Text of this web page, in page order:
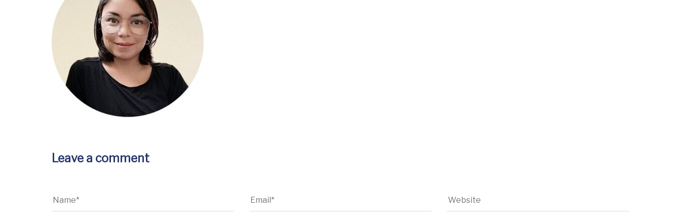
Leave a comment